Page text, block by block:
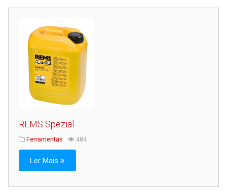
REMS Spezial
Ferramentas 484
Ler Mais